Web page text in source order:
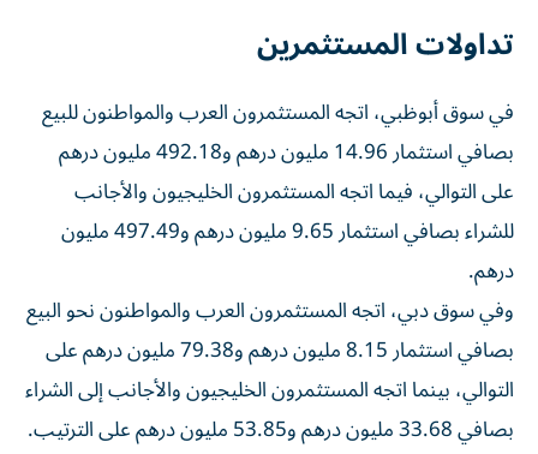
تداولات المستثمرين
في سوق أبوظبي، اتجه المستثمرون العرب والمواطنون للبيع
بصافي استثمار 14.96 مليون درهم و492.18 مليون درهم
على التوالي، فيما اتجه المستثمرون الخليجيون والأجانب
للشراء بصافي استثمار 9.65 مليون درهم و497.49 مليون
درهم.
وفي سوق دبي، اتجه المستثمرون العرب والمواطنون نحو البيع
بصافي استثمار 8.15 مليون درهم و79.38 مليون درهم على
التوالي، بينما اتجه المستثمرون الخليجيون والأجانب إلى الشراء
بصافي 33.68 مليون درهم و53.85 مليون درهم على الترتيب.